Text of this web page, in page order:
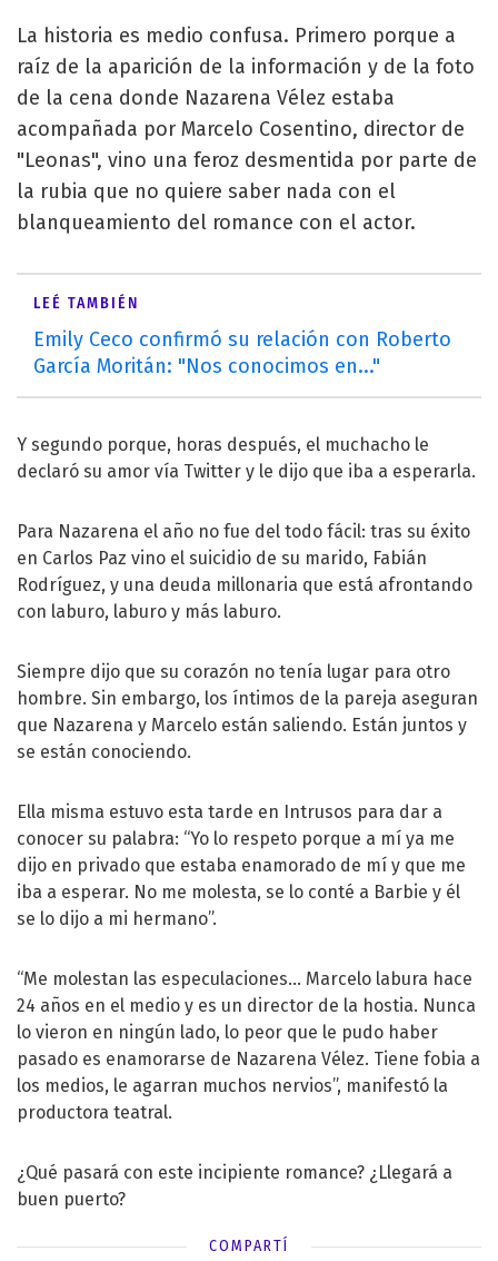
La historia es medio confusa. Primero porque a
raíz de la aparición de la información y de la foto
de la cena donde Nazarena Vélez estaba
acompañada por Marcelo Cosentino, director de
"Leonas", vino una feroz desmentida por parte de
la rubia que no quiere saber nada con el
blanqueamiento del romance con el actor.
LEÉ TAMBIÉN
Emily Ceco confirmó su relación con Roberto
García Moritán: "Nos conocimos en..."
Y segundo porque, horas después, el muchacho le
declaró su amor vía Twitter y le dijo que iba a esperarla.
Para Nazarena el año no fue del todo fácil: tras su éxito
en Carlos Paz vino el suicidio de su marido, Fabián
Rodríguez, y una deuda millonaria que está afrontando
con laburo, laburo y más laburo.
Siempre dijo que su corazón no tenía lugar para otro
hombre. Sin embargo, los íntimos de la pareja aseguran
que Nazarena y Marcelo están saliendo. Están juntos y
se están conociendo.
Ella misma estuvo esta tarde en Intrusos para dar a
conocer su palabra: “Yo lo respeto porque a mí ya me
dijo en privado que estaba enamorado de mí y que me
iba a esperar. No me molesta, se lo conté a Barbie y él
se lo dijo a mi hermano”.
“Me molestan las especulaciones… Marcelo labura hace
24 años en el medio y es un director de la hostia. Nunca
lo vieron en ningún lado, lo peor que le pudo haber
pasado es enamorarse de Nazarena Vélez. Tiene fobia a
los medios, le agarran muchos nervios”, manifestó la
productora teatral.
¿Qué pasará con este incipiente romance? ¿Llegará a
buen puerto?
COMPARTÍ